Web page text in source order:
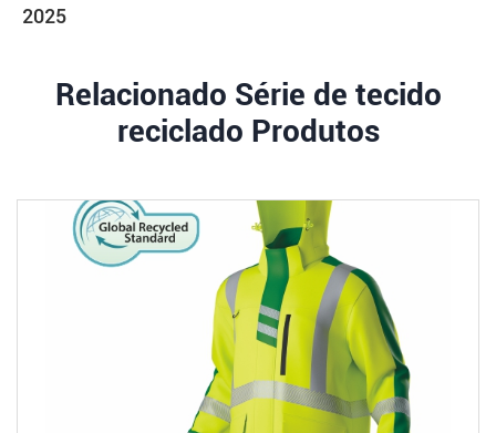
2025
Relacionado Série de tecido
reciclado Produtos